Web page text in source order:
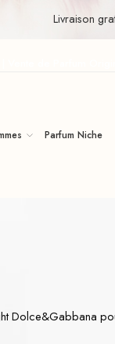
Livraison
Parfum Niche
Dolce&Gabbana